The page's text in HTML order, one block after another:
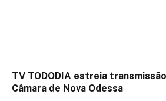
TV TODODIA estreia
Câmara de Nova Odessa